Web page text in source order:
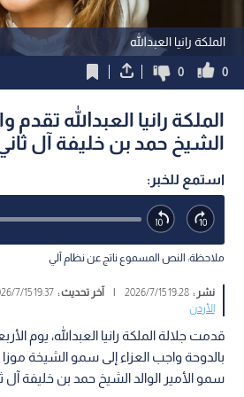
الملكة رانيا العبدالله
0
0
الملكة رانيا العبدالله تقدم
الشيخ حمد بن خليفة آل
استمع للخبر:
ملاحظة: النص المسموع ناتج عن نظام آلي
نشر :19:28 2026/7/15
| آخر تحديث :19:37 2026/7/15
الأردن
قدمت جلالة الملكة رانيا العبدالله، يوم
بالدوحة واجب العزاء إلى سمو الشيخة موزا
سمو الأمير الوالد الشيخ حمد بن خليفة آل